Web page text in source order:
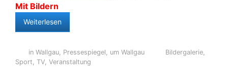
Mit Bildern
Weiterlesen
in Wallgau, Pressespiegel, um Wallgau Bildergalerie,
Sport, TV, Veranstaltung